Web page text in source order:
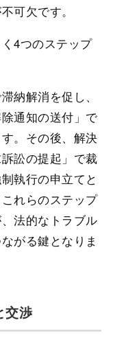
可欠です。
4つのステップ
納解消を促し、
通知の送付」で
。その後、解決
訟の提起」で裁
執行の申立てと
れらのステップ
法的なトラブル
がる鍵となりま
交渉